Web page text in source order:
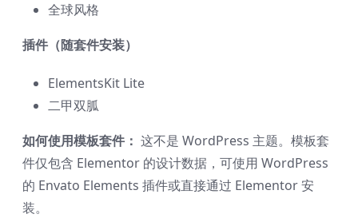
全球风格
插件（随套件安装）
ElementsKit Lite
二甲双胍
如何使用模板套件： 这不是 WordPress 主题。模板套
件仅包含 Elementor 的设计数据，可使用 WordPress
的 Envato Elements 插件或直接通过 Elementor 安
装。